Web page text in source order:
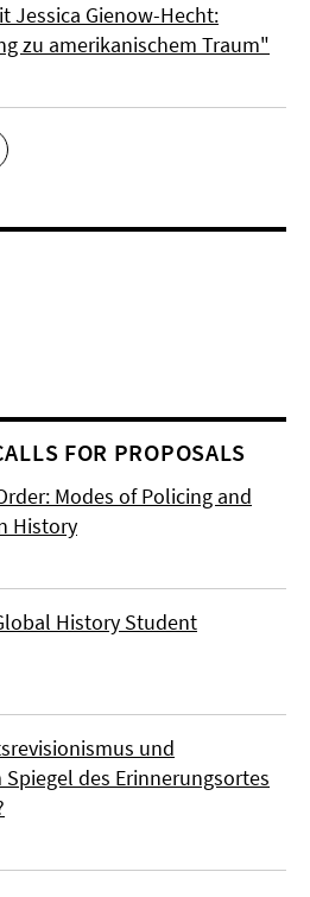
Jessica Gienow-Hecht:
zu amerikanischem Traum"
FOR PROPOSALS
Modes of Policing and
History
History Student
und
des Erinnerungsortes